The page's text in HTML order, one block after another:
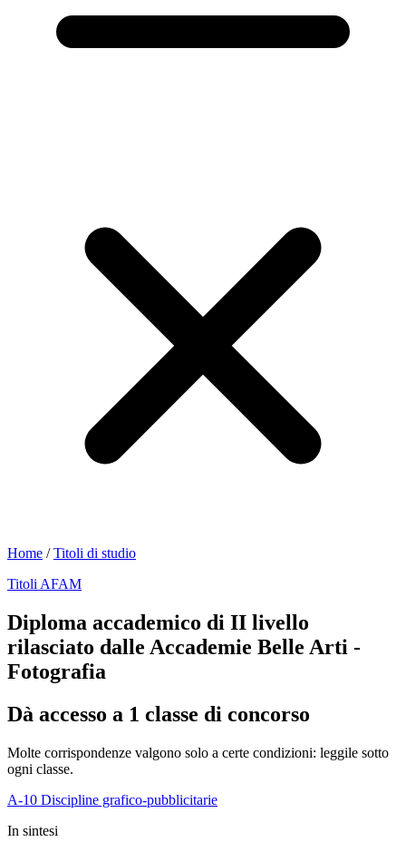
Home /Titoli di studio
Titoli AFAM
Diploma accademico di II livello
rilasciato dalle Accademie Belle Arti -
Fotografia
Dà accesso a 1 classe di concorso
Molte corrispondenze valgono solo a certe condizioni: leggile sotto
ogni classe.
A-10 Discipline grafico-pubblicitarie
In sintesi